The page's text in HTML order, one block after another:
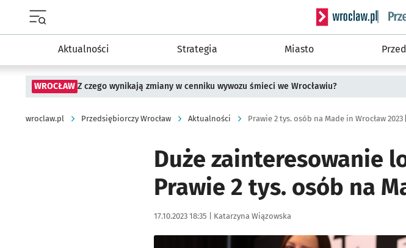
Serwis
Aktualności Strategia Miasto
WROCŁAW Z czego wynikają zmiany w cenniku wywozu śmieci we Wrocławiu?
wroclaw.pl Przedsiębiorczy Wrocław Aktualności Prawie 2 tys. osób na Made in Wrocław 2023
Duże zainteresowanie
Prawie 2 tys. osób na
Data publikacji:
17.10.2023 18:35 | Autor:
Katarzyna Wiązowska